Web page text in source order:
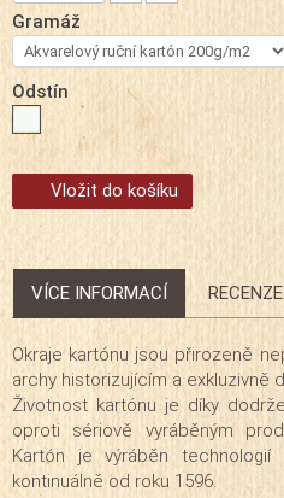
Gramáž
Odstín
Vložit do košíku
VÍCE INFORMACÍ RECENZE
Okraje kartónu jsou přirozeně
archy historizujícím a exkluzivně
Životnost kartónu je díky
oproti sériově vyráběným
Kartón je výráběn technologií
kontinuálně od roku 1596.